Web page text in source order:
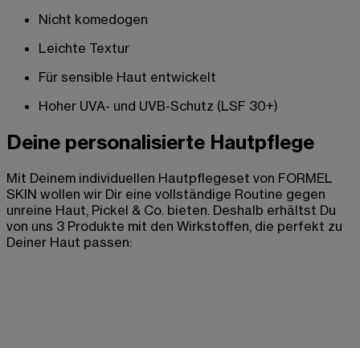
Nicht komedogen
Leichte Textur
Für sensible Haut entwickelt
Hoher UVA- und UVB-Schutz (LSF 30+)
Deine personalisierte Hautpflege
Mit Deinem individuellen Hautpflegeset von FORMEL
SKIN wollen wir Dir eine vollständige Routine gegen
unreine Haut, Pickel & Co. bieten. Deshalb erhältst Du
von uns 3 Produkte mit den Wirkstoffen, die perfekt zu
Deiner Haut passen: